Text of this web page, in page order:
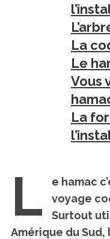
La
Le
Vous
La
L
e hamac
voyage
Surtout
Amérique du